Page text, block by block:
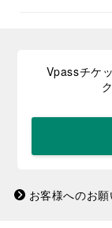
Vpassチケ
お客様へのお